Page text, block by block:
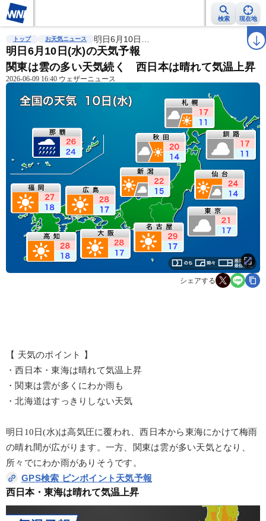
検索 現在地
雨雲レーダー 台風情報 地震情報 ラ
トップ お天気ニュース 明日6月10日…
明日6月10日(水)の天気予報
関東は雲の多い天気続く 西日本は晴れて気温上昇
2026-06-09 16:40 ウェザーニュース
シェアする
【 天気のポイント 】
・西日本・東海は晴れて気温上昇
・関東は雲が多くにわか雨も
・北海道はすっきりしない天気
明日10日(水)は高気圧に覆われ、西日本から東海にかけて梅雨
の晴れ間が広がります。一方、関東は雲が多い天気となり、
所々でにわか雨がありそうです。
GPS検索 ピンポイント天気予報
西日本・東海は晴れて気温上昇